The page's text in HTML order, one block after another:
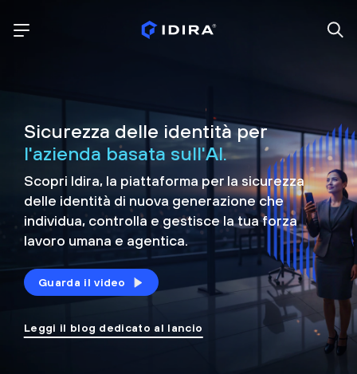
Sicurezza delle identità per
l'azienda basata sull'AI.
Scopri Idira, la piattaforma per la sicurezza
delle identità di nuova generazione che
individua, controlla e gestisce la tua forza
lavoro umana e agentica.
Guarda il video
Leggi il blog dedicato al lancio